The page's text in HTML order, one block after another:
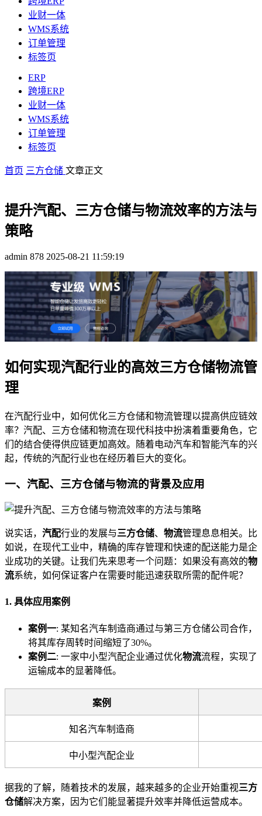
业财一体
WMS系统
订单管理
标签页
ERP
跨境ERP
业财一体
WMS系统
订单管理
标签页
首页 三方仓储 文章正文
提升汽配、三方仓储与物流效率的方法与
策略
admin 878 2025-08-21 11:59:19
如何实现汽配行业的高效三方仓储物流管
理
在汽配行业中，如何优化三方仓储和物流管理以提高供应链效
率？汽配、三方仓储和物流在现代科技中扮演着重要角色，它
们的结合使得供应链更加高效。随着电动汽车和智能汽车的兴
起，传统的汽配行业也在经历着巨大的变化。
一、汽配、三方仓储与物流的背景及应用
说实话， 汽配行业的发展与三方仓储、 物流管理息息相关。比
如说，在现代工业中，精确的库存管理和快速的配送能力是企
业成功的关键。让我们先来思考一个问题：如果没有高效的物
流系统，如何保证客户在需要时能迅速获取所需的配件呢？
1. 具体应用案例
案例一: 某知名汽车制造商通过与第三方仓储公司合作，
将其库存周转时间缩短了30%。
案例二: 一家中小型汽配企业通过优化物流流程，实现了
运输成本的显著降低。
案例
知名汽车制造商
中小型汽配企业
据我的了解，随着技术的发展，越来越多的企业开始重视三方
仓储解决方案，因为它们能显著提升效率并降低运营成本。